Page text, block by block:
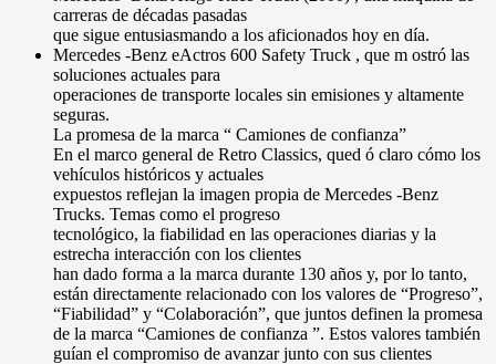
carreras de décadas pasadas
que sigue entusiasmando a los aficionados hoy en día.
Mercedes -Benz eActros 600 Safety Truck , que m ostró las
soluciones actuales para
operaciones de transporte locales sin emisiones y altamente
seguras.
La promesa de la marca “ Camiones de confianza”
En el marco general de Retro Classics, qued ó claro cómo los
vehículos históricos y actuales
expuestos reflejan la imagen propia de Mercedes -Benz
Trucks. Temas como el progreso
tecnológico, la fiabilidad en las operaciones diarias y la
estrecha interacción con los clientes
han dado forma a la marca durante 130 años y, por lo tanto,
están directamente relacionado con los valores de “Progreso”,
“Fiabilidad” y “Colaboración”, que juntos definen la promesa
de la marca “Camiones de confianza ”. Estos valores también
guían el compromiso de avanzar junto con sus clientes